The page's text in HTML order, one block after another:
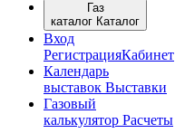
Газ
каталог Каталог
Вход
РегистрацияКабинет
Календарь
выставок Выставки
Газовый
калькулятор Расчеты